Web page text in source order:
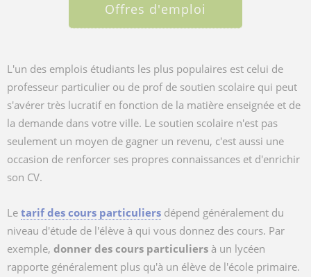
Offres d'emploi
L'un des emplois étudiants les plus populaires est celui de
professeur particulier ou de prof de soutien scolaire qui peut
s'avérer très lucratif en fonction de la matière enseignée et de
la demande dans votre ville. Le soutien scolaire n'est pas
seulement un moyen de gagner un revenu, c'est aussi une
occasion de renforcer ses propres connaissances et d'enrichir
son CV.
Le tarif des cours particuliers dépend généralement du
niveau d'étude de l'élève à qui vous donnez des cours. Par
exemple, donner des cours particuliers à un lycéen
rapporte généralement plus qu'à un élève de l'école primaire.